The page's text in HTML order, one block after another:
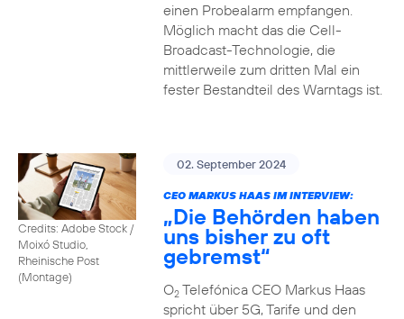
einen Probealarm empfangen.
Möglich macht das die Cell-
Broadcast-Technologie, die
mittlerweile zum dritten Mal ein
fester Bestandteil des Warntags ist.
Credits: Adobe Stock /
Moixó Studio,
Rheinische Post
(Montage)
02. September 2024
CEO MARKUS HAAS IM INTERVIEW:
„Die Behörden haben
uns bisher zu oft
gebremst“
O2Telefónica CEO Markus Haas
spricht über 5G, Tarife und den